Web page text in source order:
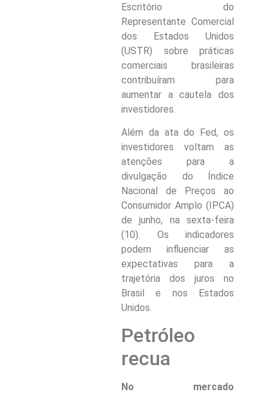
Escritório do
Representante Comercial
dos Estados Unidos
(USTR) sobre práticas
comerciais brasileiras
contribuíram para
aumentar a cautela dos
investidores.
Além da ata do Fed, os
investidores voltam as
atenções para a
divulgação do Índice
Nacional de Preços ao
Consumidor Amplo (IPCA)
de junho, na sexta-feira
(10). Os indicadores
podem influenciar as
expectativas para a
trajetória dos juros no
Brasil e nos Estados
Unidos.
Petróleo
recua
No mercado